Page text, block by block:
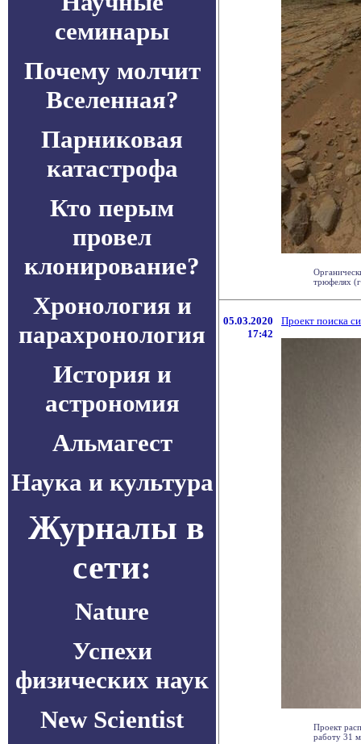
семинары
Почему молчит
Вселенная?
Парниковая
катастрофа
Кто перым
провел
клонирование?
Хронология и
парахронология
История и
астрономия
Альмагест
Наука и культура
Журналы в
сети:
Nature
Успехи
физических наук
New Scientist
трюфелях
05.03.2020
17:42
Проект поиска
Проект
работу 31